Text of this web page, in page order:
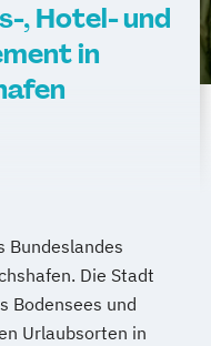
, Hotel- und
in
Bundeslandes
Die Stadt
Bodensees und
Urlaubsorten in